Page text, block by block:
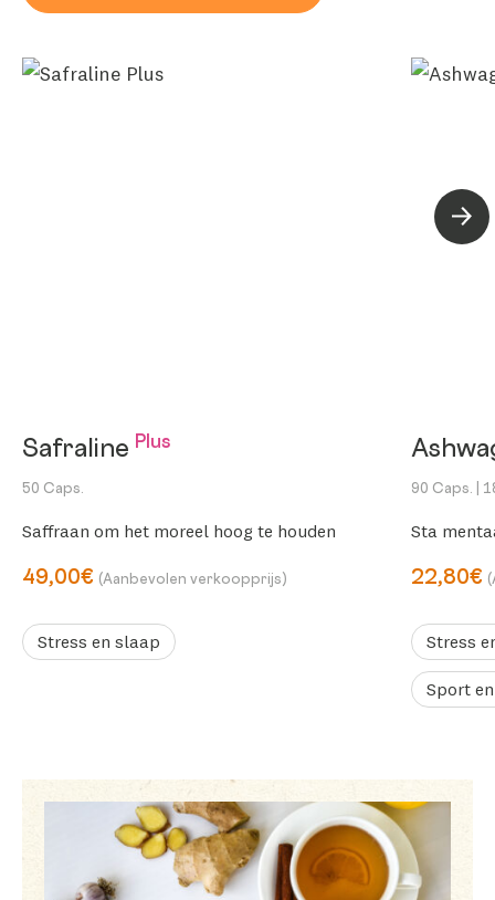
Safraline Plus
50 Caps.
Saffraan om het moreel hoog te houden
49,00€ (Aanbevolen verkoopprijs)
Stress en slaap
90 Caps. |
Sta
22,80€
Stress
Sport